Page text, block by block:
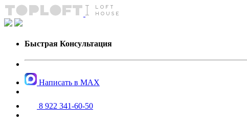
Быстрая Консультация
Написать в MAX
8 922 341-60-50